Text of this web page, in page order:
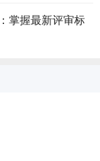
掌握最新评审标